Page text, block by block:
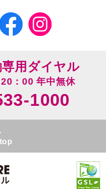
用ダイヤル
：00 年中無休
1000